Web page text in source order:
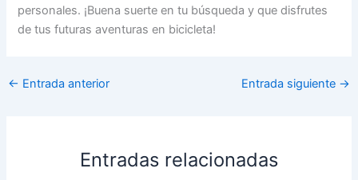
personales. ¡Buena suerte en tu búsqueda y que disfrutes
de tus futuras aventuras en bicicleta!
← Entrada anterior Entrada siguiente →
Entradas relacionadas